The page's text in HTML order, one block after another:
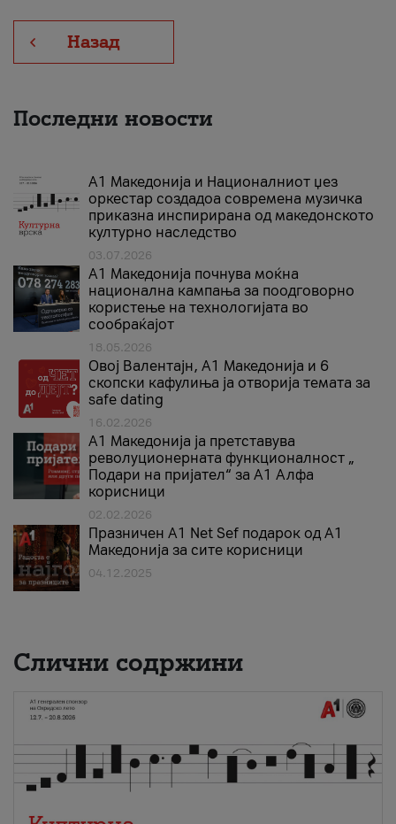
Назад
Последни новости
А1 Македонија и Националниот џез
оркестар создадоа современа музичка
приказна инспирирана од македонското
културно наследство
03.07.2026
A1 Македонија почнува моќна
национална кампања за поодговорно
користење на технологијата во
сообраќајот
18.05.2026
Овој Валентајн, A1 Македонија и 6
скопски кафулиња ја отворија темата за
safe dating
16.02.2026
А1 Македонија ја претставува
револуционерната функционалност „
Подари на пријател“ за А1 Алфа
корисници
02.02.2026
Празничен A1 Net Sеf подарок од А1
Македонија за сите корисници
04.12.2025
Слични содржини